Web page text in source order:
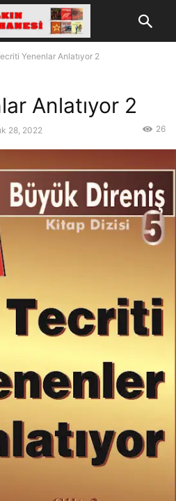
Yenenlar Anlatıyor 2
Anlatıyor 2
28, 2022 26